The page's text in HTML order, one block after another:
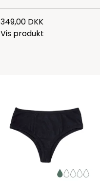
349,00 DKK
Vis produkt